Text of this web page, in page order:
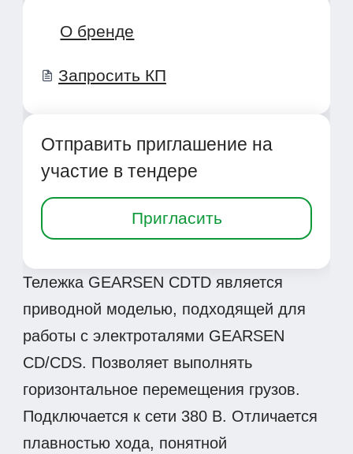
О бренде
Запросить КП
Отправить приглашение на
участие в тендере
Пригласить
Тележка GEARSEN CDTD является
приводной моделью, подходящей для
работы с электроталями GEARSEN
CD/CDS. Позволяет выполнять
горизонтальное перемещения грузов.
Подключается к сети 380 В. Отличается
плавностью хода, понятной